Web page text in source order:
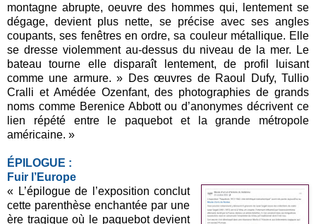
montagne abrupte, oeuvre des hommes qui, lentement se
dégage, devient plus nette, se précise avec ses angles
coupants, ses fenêtres en ordre, sa couleur métallique. Elle
se dresse violemment au-dessus du niveau de la mer. Le
bateau tourne elle disparaît lentement, de profil luisant
comme une armure. » Des œuvres de Raoul Dufy, Tullio
Cralli et Amédée Ozenfant, des photographies de grands
noms comme Berenice Abbott ou d’anonymes décrivent ce
lien répété entre le paquebot et la grande métropole
américaine. »
ÉPILOGUE :
Fuir l’Europe
« L’épilogue de l’exposition conclut
cette parenthèse enchantée par une
ère tragique où le paquebot devient